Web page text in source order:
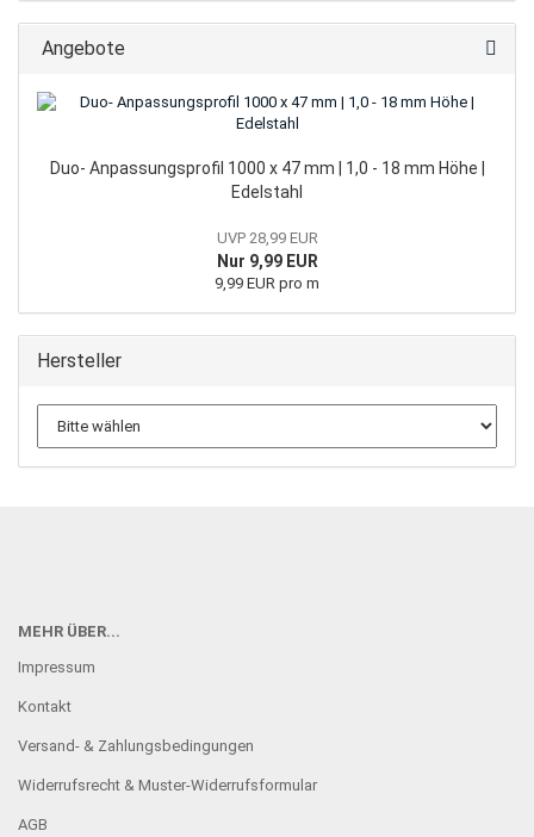
Angebote
Duo- Anpassungsprofil 1000 x 47 mm | 1,0 - 18 mm Höhe |
Edelstahl
UVP 28,99 EUR
Nur 9,99 EUR
9,99 EUR pro m
Hersteller
MEHR ÜBER...
Impressum
Kontakt
Versand- & Zahlungsbedingungen
Widerrufsrecht & Muster-Widerrufsformular
AGB